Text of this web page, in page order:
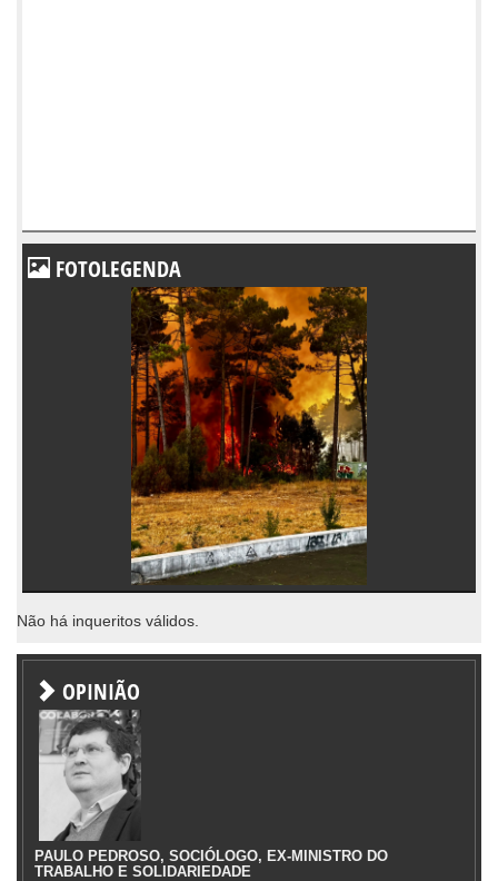
FOTOLEGENDA
Não há inqueritos válidos.
OPINIÃO
PAULO PEDROSO, SOCIÓLOGO, EX-MINISTRO DO
TRABALHO E SOLIDARIEDADE